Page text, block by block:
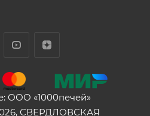
ООО «1000печей»
СВЕРДЛОВСКАЯ